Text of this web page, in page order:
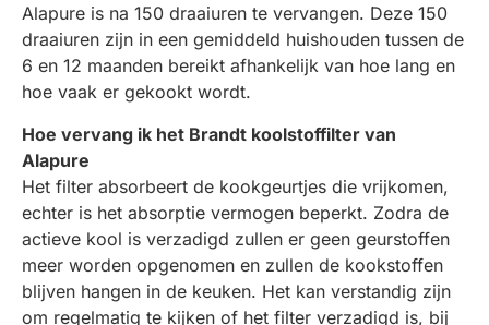
Alapure is na 150 draaiuren te vervangen. Deze 150
draaiuren zijn in een gemiddeld huishouden tussen de
6 en 12 maanden bereikt afhankelijk van hoe lang en
hoe vaak er gekookt wordt.
Hoe vervang ik het Brandt koolstoffilter van
Alapure
Het filter absorbeert de kookgeurtjes die vrijkomen,
echter is het absorptie vermogen beperkt. Zodra de
actieve kool is verzadigd zullen er geen geurstoffen
meer worden opgenomen en zullen de kookstoffen
blijven hangen in de keuken. Het kan verstandig zijn
om regelmatig te kijken of het filter verzadigd is, bij